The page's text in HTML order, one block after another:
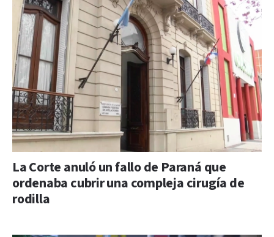
La Corte anuló un fallo de Paraná que
ordenaba cubrir una compleja cirugía de
rodilla